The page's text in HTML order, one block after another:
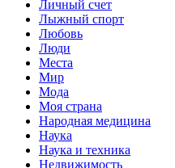
Личный счет
Лыжный спорт
Любовь
Люди
Места
Мир
Мода
Моя страна
Народная медицина
Наука
Наука и техника
Недвижимость